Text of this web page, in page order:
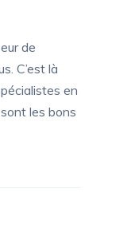
de
C’est là
en
les bons